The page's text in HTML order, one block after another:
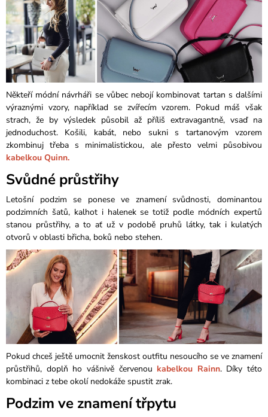
Někteří módní návrháři se vůbec nebojí kombinovat tartan s dalšími
výraznými vzory, například se zvířecím vzorem. Pokud máš však
strach, že by výsledek působil až příliš extravagantně, vsaď na
jednoduchost. Košili, kabát, nebo sukni s tartanovým vzorem
zkombinuj třeba s minimalistickou, ale přesto velmi působivou
kabelkou Quinn.
Svůdné průstřihy
Letošní podzim se ponese ve znamení svůdnosti, dominantou
podzimních šatů, kalhot i halenek se totiž podle módních expertů
stanou průstřihy, a to ať už v podobě pruhů látky, tak i kulatých
otvorů v oblasti břicha, boků nebo stehen.
Pokud chceš ještě umocnit ženskost outfitu nesoucího se ve znamení
průstřihů, doplň ho vášnivě červenou kabelkou Rainn. Díky této
kombinaci z tebe okolí nedokáže spustit zrak.
Podzim ve znamení třpytu